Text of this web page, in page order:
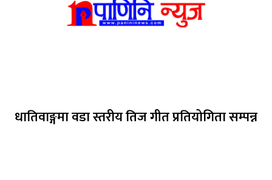
धातिवाङ्गमा वडा स्तरीय तिज गीत प्रतियोगिता सम्पन्न